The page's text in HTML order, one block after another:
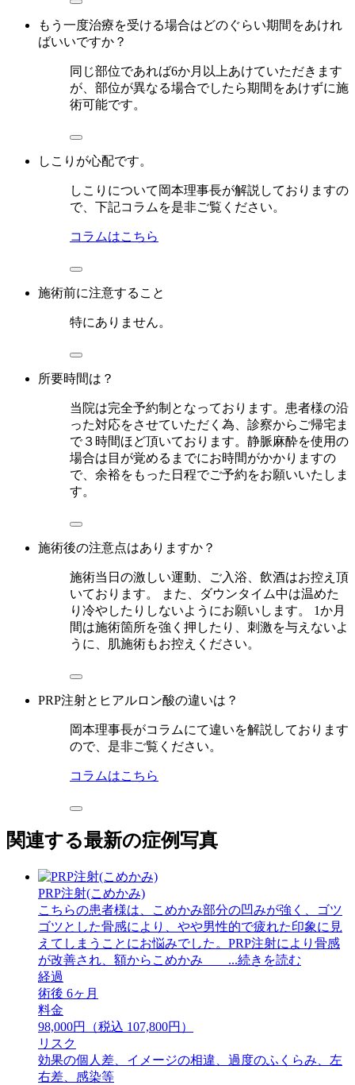
もう一度治療を受ける場合はどのぐらい期間をあけれ
ばいいですか？
同じ部位であれば6か月以上あけていただきます
が、部位が異なる場合でしたら期間をあけずに施
術可能です。
しこりが心配です。
しこりについて岡本理事長が解説しておりますの
で、下記コラムを是非ご覧ください。
コラムはこちら
施術前に注意すること
特にありません。
所要時間は？
当院は完全予約制となっております。患者様の沿
った対応をさせていただく為、診察からご帰宅ま
で３時間ほど頂いております。静脈麻酔を使用の
場合は目が覚めるまでにお時間がかかりますの
で、余裕をもった日程でご予約をお願いいたしま
す。
施術後の注意点はありますか？
施術当日の激しい運動、ご入浴、飲酒はお控え頂
いております。 また、ダウンタイム中は温めた
り冷やしたりしないようにお願いします。 1か月
間は施術箇所を強く押したり、刺激を与えないよ
うに、肌施術もお控えください。
PRP注射とヒアルロン酸の違いは？
岡本理事長がコラムにて違いを解説しております
ので、是非ご覧ください。
コラムはこちら
関連する最新の症例写真
PRP注射(こめかみ)
こちらの患者様は、こめかみ部分の凹みが強く、ゴツ
ゴツとした骨感により、やや男性的で疲れた印象に見
えてしまうことにお悩みでした。PRP注射により骨感
が改善され、額からこめかみ ...続きを読む
経過
術後 6ヶ月
料金
98,000円（税込 107,800円）
リスク
効果の個人差、イメージの相違、過度のふくらみ、左
右差、感染等